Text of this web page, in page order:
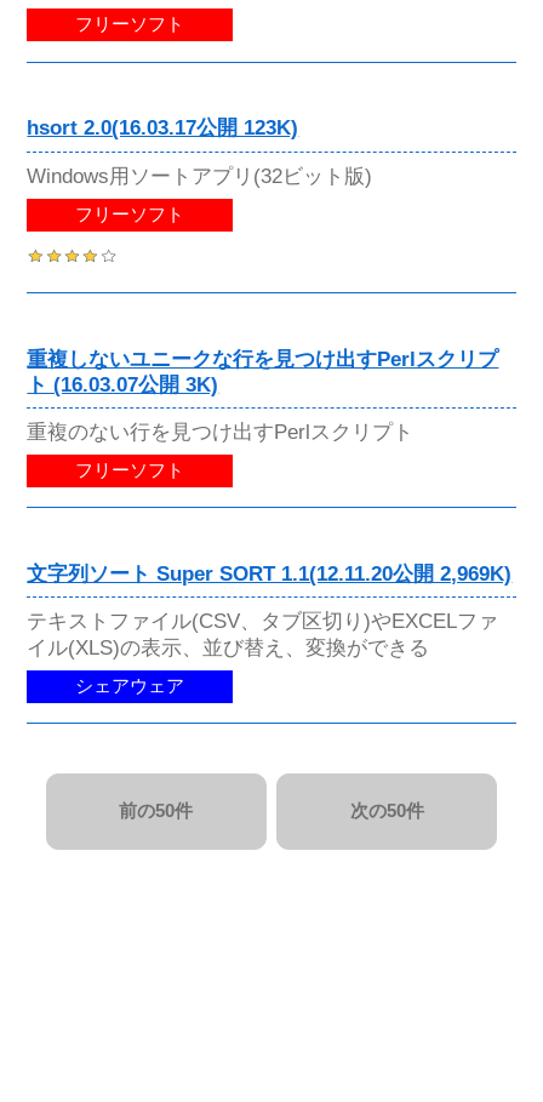
フリーソフト
hsort 2.0(16.03.17公開 123K)
Windows用ソートアプリ(32ビット版)
フリーソフト
重複しないユニークな行を見つけ出すPerlスクリプ
ト (16.03.07公開 3K)
重複のない行を見つけ出すPerlスクリプト
フリーソフト
文字列ソート Super SORT 1.1(12.11.20公開 2,969K)
テキストファイル(CSV、タブ区切り)やEXCELファ
イル(XLS)の表示、並び替え、変換ができる
シェアウェア
前の50件 次の50件